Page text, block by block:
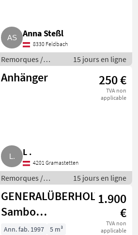
Anna Steßl
8330 Feldbach
Remorques /
Remorques de
voitures
15 jours en ligne
Anhänger 250 €
TVA non
applicable
L .
4201 Gramastetten
Remorques /
Remorques de
voitures
15 jours en ligne
GENERALÜBERHOLT
Sambo
Autoanhänger
1.900
€
TVA non
applicable
Ann. fab. 1997 5 m³